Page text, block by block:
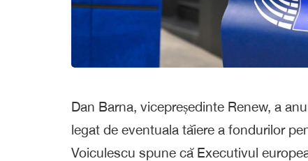
Dan Barna, vicepreședinte Renew, a
legat de eventuala tăiere a fondurilor
Voiculescu spune că Executivul